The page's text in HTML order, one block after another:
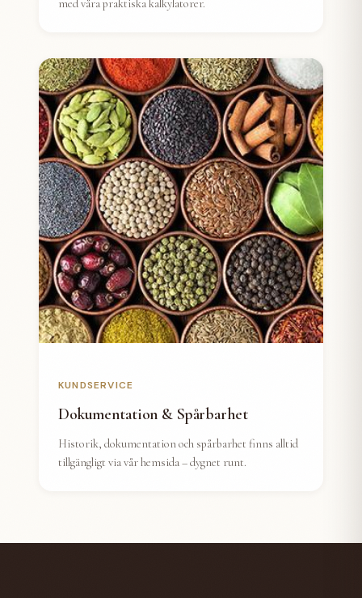
med våra praktiska kalkylatorer.
KUNDSERVICE
Dokumentation & Spårbarhet
Historik, dokumentation och spårbarhet finns alltid
tillgängligt via vår hemsida – dygnet runt.